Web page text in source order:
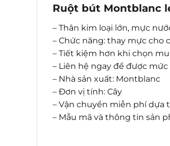
Ruột bút Montblanc
– Thân kim loại lớn, mực
– Chức năng: thay mực cho
– Tiết kiệm hơn khi chọn
– Liên hệ ngay để được
– Nhà sản xuất: Montblanc
– Đơn vị tính: Cây
– Vận chuyển miễn phí dựa
– Mẫu mã và thông tin sản